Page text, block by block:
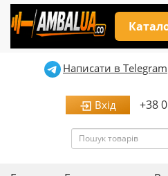
Написати в Telegram
Вхід +38
Пошук